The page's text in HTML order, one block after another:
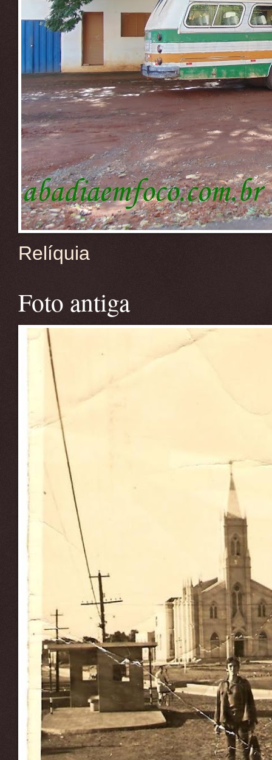
Relíquia
Foto antiga